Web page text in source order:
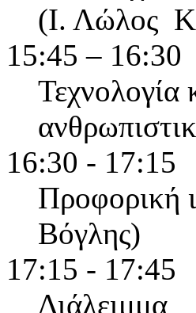
(Ι. Λώλος
15:45 – 16:30
Τεχνολογία
16:30 - 17:15
Προφορική
Βόγλης)
17:15 - 17:45
Διάλειμμα